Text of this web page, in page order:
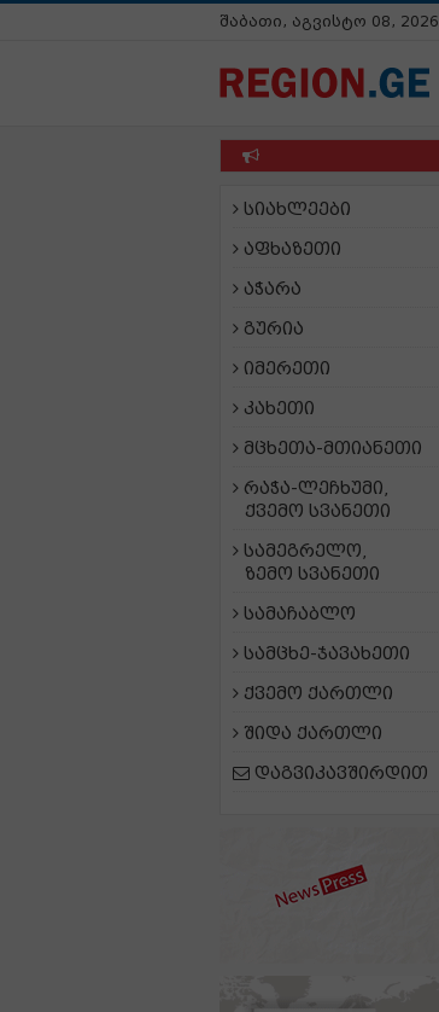
შაბათი, აგვისტო 08, 2026
სიახლეები
აფხაზეთი
აჭარა
გურია
იმერეთი
კახეთი
მცხეთა-მთიანეთი
რაჭა-ლეჩხუმი,
ქვემო სვანეთი
სამეგრელო,
ზემო სვანეთი
სამაჩაბლო
სამცხე-ჯავახეთი
ქვემო ქართლი
შიდა ქართლი
დაგვიკავშირდით